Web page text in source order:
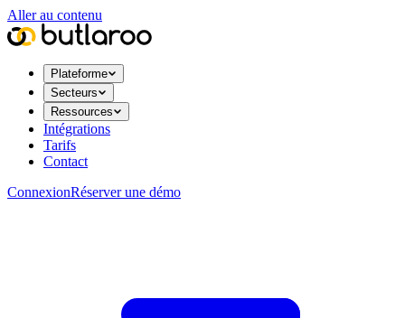
Aller au contenu
Plateforme
Secteurs
Ressources
Intégrations
Tarifs
Contact
ConnexionRéserver une démo